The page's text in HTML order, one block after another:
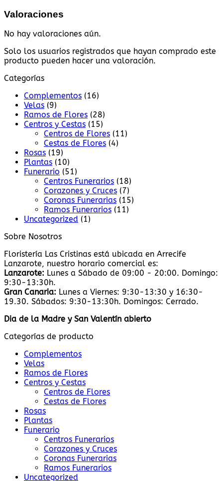
Valoraciones
No hay valoraciones aún.
Solo los usuarios registrados que hayan comprado este
producto pueden hacer una valoración.
Categorías
Complementos (16)
Velas (9)
Ramos de Flores (28)
Centros y Cestas (15)
Centros de Flores (11)
Cestas de Flores (4)
Rosas (19)
Plantas (10)
Funerario (51)
Centros Funerarios (18)
Corazones y Cruces (7)
Coronas Funerarias (15)
Ramos Funerarios (11)
Uncategorized (1)
Sobre Nosotros
Floristería Las Cristinas está ubicada en Arrecife
Lanzarote, nuestro horario comercial es:
Lanzarote: Lunes a Sábado de 09:00 - 20:00. Domingo:
9:30-13:30h.
Gran Canaria: Lunes a Viernes: 9:30-13:30 y 16:30-
19.30. Sábados: 9:30-13:30h. Domingos: Cerrado.
Dia de la Madre y San Valentín abierto
Categorías de producto
Complementos
Velas
Ramos de Flores
Centros y Cestas
Centros de Flores
Cestas de Flores
Rosas
Plantas
Funerario
Centros Funerarios
Corazones y Cruces
Coronas Funerarias
Ramos Funerarios
Uncategorized